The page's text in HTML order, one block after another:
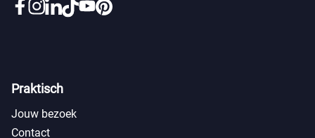
Praktisch
Jouw bezoek
Contact